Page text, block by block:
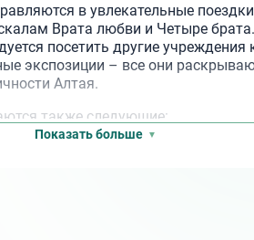
в увлекательные
Врата любви и Четыре
посетить другие учреждения
экспозиции – все они
Алтая.
также следующие:
Показать больше
Центр восстановительной медицины и
аппарата и костно-мышечной системы,
организуются в колоритном ресторане
духа. В современной жизни такой
атмосферный термальный комплекс,
турецкий хамам. К парным прилагается